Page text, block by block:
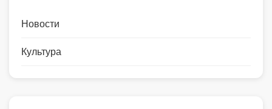
Новости
Культура